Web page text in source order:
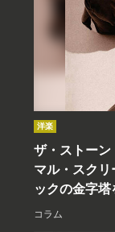
洋楽
ザ・ストーン
マル・スク
ックの金字
コラム